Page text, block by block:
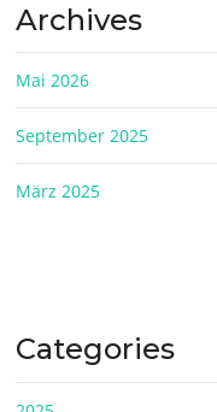
Archives
Mai 2026
September 2025
März 2025
Categories